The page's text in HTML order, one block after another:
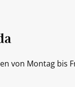
von Montag bis